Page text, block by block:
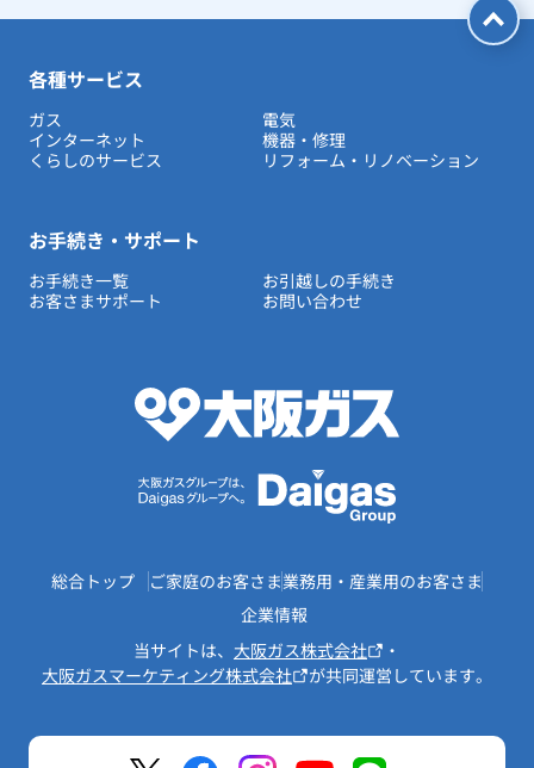
各種サービス
ガス
電気
インターネット
機器・修理
くらしのサービス
リフォーム・リノベーション
お手続き・サポート
お手続き一覧
お引越しの手続き
お客さまサポート
お問い合わせ
総合トップ ご家庭のお客さま業務用・産業用のお客さま
企業情報
当サイトは、 大阪ガス株式会社
・
大阪ガスマーケティング株式会社
が共同運営しています。